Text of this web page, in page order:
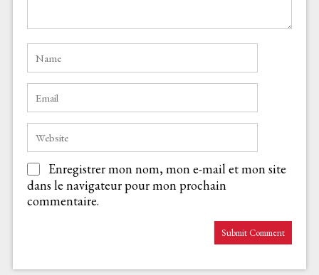
Enregistrer mon nom, mon e-mail et mon site
dans le navigateur pour mon prochain
commentaire.